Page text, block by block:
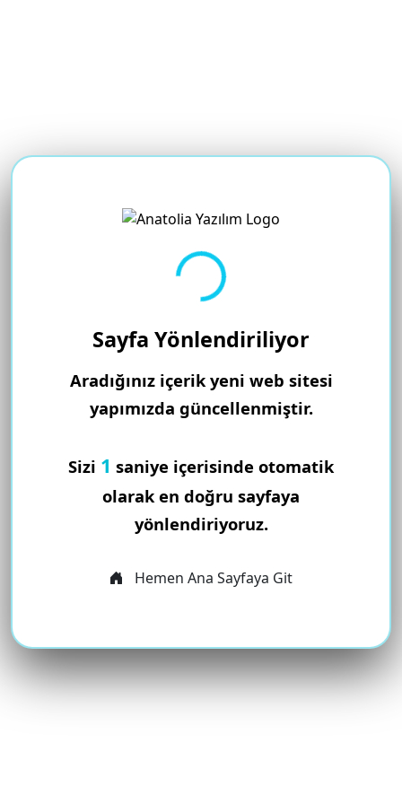
Yükleniyor...
Sayfa Yönlendiriliyor
Aradığınız içerik yeni web sitesi
yapımızda güncellenmiştir.
Sizi 1 saniye içerisinde otomatik
olarak en doğru sayfaya
yönlendiriyoruz.
Hemen Ana Sayfaya Git